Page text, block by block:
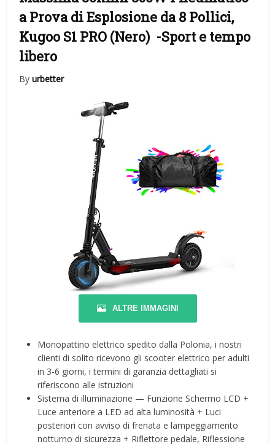
a Prova di Esplosione da 8 Pollici,
Kugoo S1 PRO (Nero) -Sport e tempo
libero
Byurbetter
ALTRE IMMAGINI
Monopattino elettrico spedito dalla Polonia, i nostri
clienti di solito ricevono gli scooter elettrico per adulti
in 3-6 giorni, i termini di garanzia dettagliati si
riferiscono alle istruzioni
Sistema di illuminazione — Funzione Schermo LCD +
Luce anteriore a LED ad alta luminosità + Luci
posteriori con avviso di frenata e lampeggiamento
notturno di sicurezza + Riflettore pedale, Riflessione